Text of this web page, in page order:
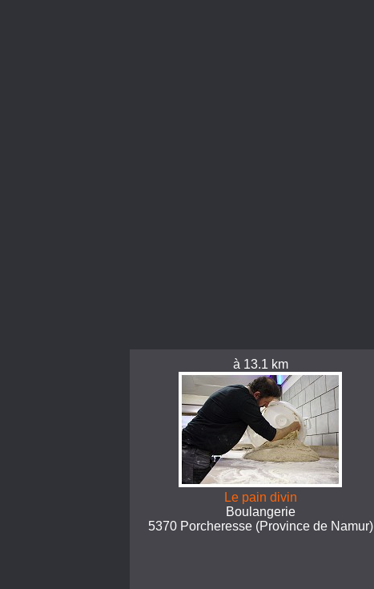
à 13.1 km
Le pain divin
Boulangerie
5370 Porcheresse (Province de Namur)